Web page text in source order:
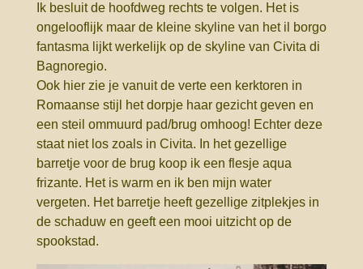
Ik besluit de hoofdweg rechts te volgen. Het is
ongelooflijk maar de kleine skyline van het il borgo
fantasma lijkt werkelijk op de skyline van Civita di
Bagnoregio.
Ook hier zie je vanuit de verte een kerktoren in
Romaanse stijl het dorpje haar gezicht geven en
een steil ommuurd pad/brug omhoog! Echter deze
staat niet los zoals in Civita. In het gezellige
barretje voor de brug koop ik een flesje aqua
frizante. Het is warm en ik ben mijn water
vergeten. Het barretje heeft gezellige zitplekjes in
de schaduw en geeft een mooi uitzicht op de
spookstad.